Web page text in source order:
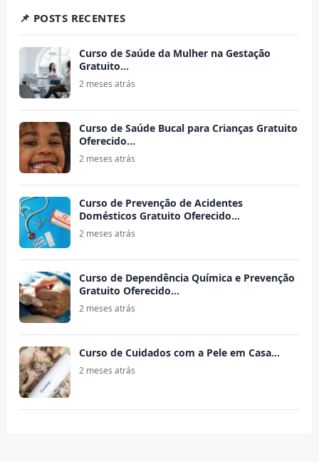
📌 POSTS RECENTES
Curso de Saúde da Mulher na Gestação
Gratuito…
2 meses atrás
Curso de Saúde Bucal para Crianças Gratuito
Oferecido…
2 meses atrás
Curso de Prevenção de Acidentes
Domésticos Gratuito Oferecido…
2 meses atrás
Curso de Dependência Química e Prevenção
Gratuito Oferecido…
2 meses atrás
Curso de Cuidados com a Pele em Casa…
2 meses atrás